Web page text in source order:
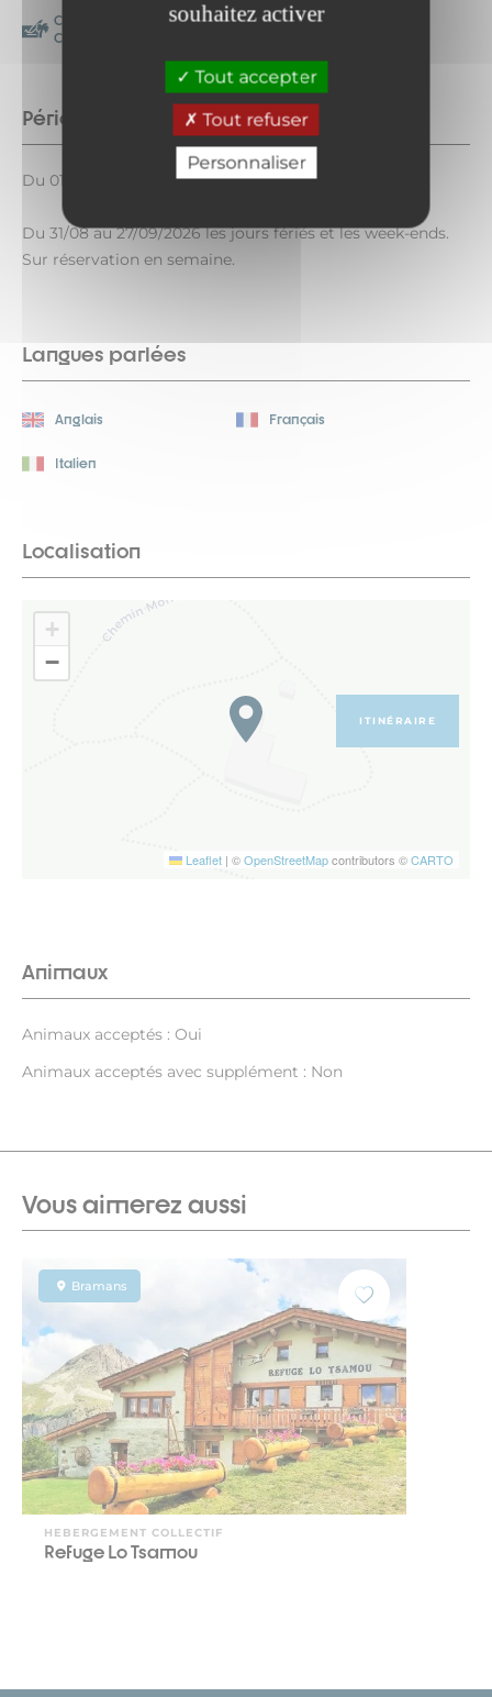
souhaitez activer
Tout accepter
Tout refuser
Personnaliser
Chèque-Vacances
Classic
Période d'ouverture
Du 01/07 au 30/08/2026 tous les jours.
Du 31/08 au 27/09/2026 les jours fériés et les week-ends.
Sur réservation en semaine.
Langues parlées
Anglais Français
Italien
Localisation
+
−
Leaflet | ©OpenStreetMapcontributors ©CARTO
ITINÉRAIRE
Animaux
Animaux acceptés : Oui
Animaux acceptés avec supplément : Non
Vous aimerez aussi
Bramans
HEBERGEMENT COLLECTIF
Refuge Lo Tsamou